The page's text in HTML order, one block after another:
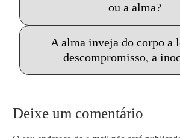
ou a alma?
A alma inveja do corpo a
descompromisso, a
Deixe um comentário